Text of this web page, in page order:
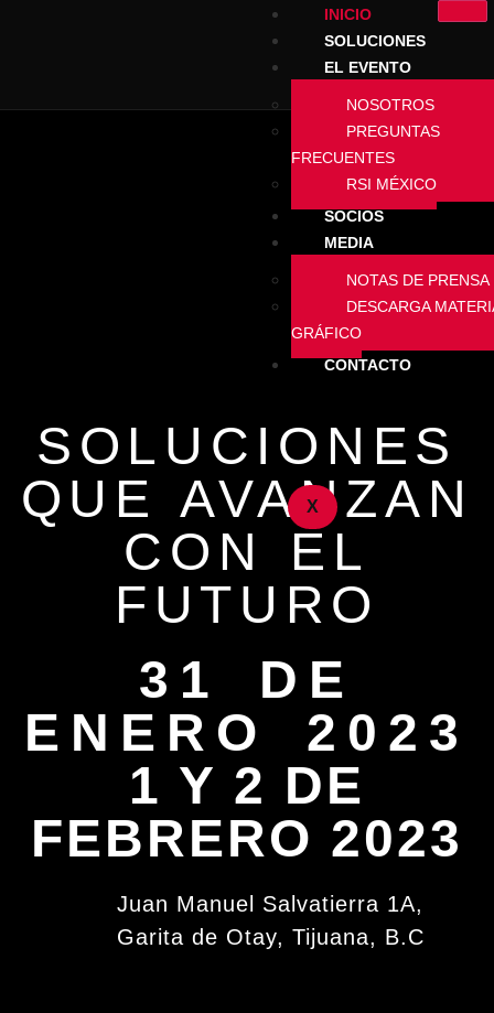
INICIO
SOLUCIONES
EL EVENTO
NOSOTROS
PREGUNTAS
FRECUENTES
RSI MÉXICO
SOCIOS
MEDIA
NOTAS DE PRENSA
DESCARGA
GRÁFICO
CONTACTO
X
SOLUCIONES
QUE AVANZAN
CON EL
FUTURO
31 DE
ENERO 2023
1 Y 2 DE
FEBRERO 2023
Juan Manuel Salvatierra 1A,
Garita de Otay, Tijuana, B.C